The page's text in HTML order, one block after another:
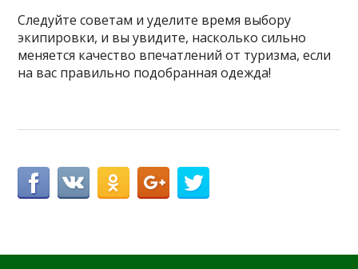
Следуйте советам и уделите время выбору
экипировки, и вы увидите, насколько сильно
меняется качество впечатлений от туризма, если
на вас правильно подобранная одежда!